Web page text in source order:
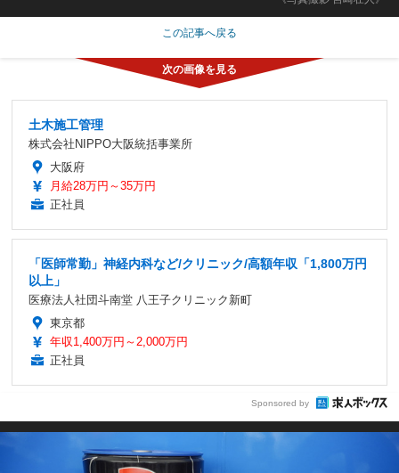
この記事へ戻る
土木施工管理
株式会社NIPPO大阪統括事業所
大阪府
月給28万円～35万円
正社員
「医師常勤」神経内科など/クリニック/高額年収「1,800万円
以上」
医療法人社団斗南堂 八王子クリニック新町
東京都
年収1,400万円～2,000万円
正社員
Sponsored by